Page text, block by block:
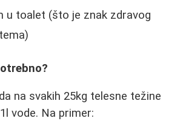
u toalet (što je znak zdravog
na svakih 25kg telesne težine
vode. Na primer: